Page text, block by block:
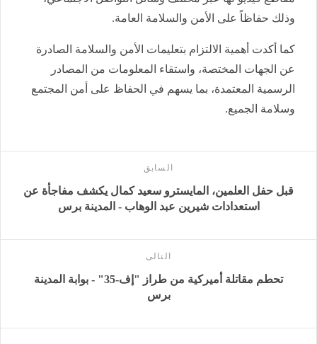
وذلك حفاظاً على الأمن والسلامة العامة.
كما أكدت أهمية الالتزام بتعليمات الأمن والسلامة الصادرة
عن الجهات المختصة، واستقاء المعلومات من المصادر
الرسمية المعتمدة، بما يسهم في الحفاظ على أمن المجتمع
وسلامة الجميع.
السابق
قبل حفل العلمين، المايسترو سعيد كمال يكشف مفاجأة عن
استعدادات شيرين عبد الوهاب - المدينة برس
التالى
تحطم مقاتلة أميركية من طراز "إف-35" - بوابة المدينة
برس